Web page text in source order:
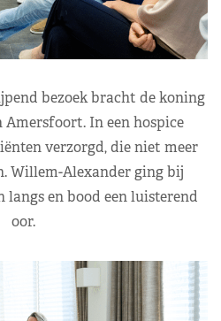
bezoek bracht de koning
Amersfoort. In een hospice
verzorgd, die niet meer
Willem-Alexander ging bij
en bood een luisterend
oor.